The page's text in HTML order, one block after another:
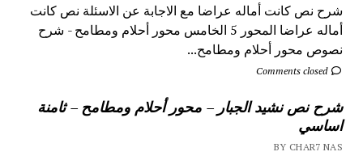
شرح نص كانت أماله عراضا مع الاجابة عن الاسئلة نص كانت
أماله عراضا المحور 5 الخامس محور أحلام ومطامح - شرح
نصوص محور أحلام ومطامح...
Comments closed
شرح نص نشيد الجبار – محور أحلام ومطامح – ثامنة
اساسي
BY CHAR7 NAS